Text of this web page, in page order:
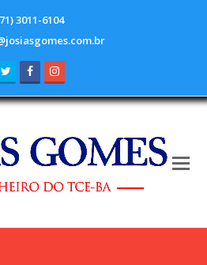
3011-6104
TwitterFacebook